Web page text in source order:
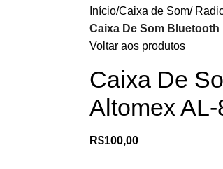
Início Caixa de Som/
Caixa De Som
Voltar aos produtos
Caixa De
Altomex
R$100,00